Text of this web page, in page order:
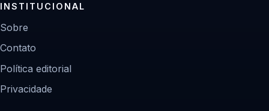
INSTITUCIONAL
Sobre
Contato
Política editorial
Privacidade